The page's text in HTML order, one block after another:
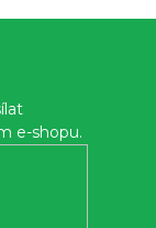
e-shopu.